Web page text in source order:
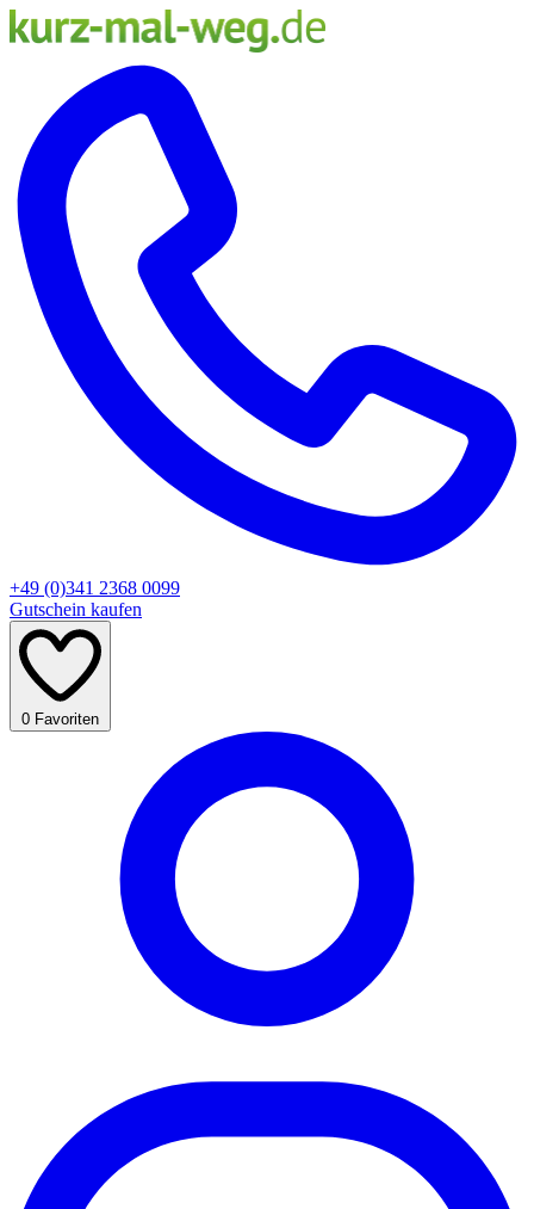
+49 (0)341 2368 0099
Gutschein kaufen
0 Favoriten